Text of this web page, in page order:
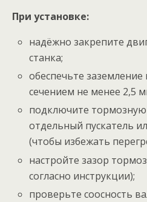
При установке:
надёжно закрепите
станка;
обеспечьте заземление
сечением не менее 2,5
подключите тормозную
отдельный пускатель
(чтобы избежать
настройте зазор
согласно инструкции);
проверьте соосность